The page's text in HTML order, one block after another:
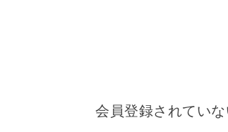
会員登録されてい